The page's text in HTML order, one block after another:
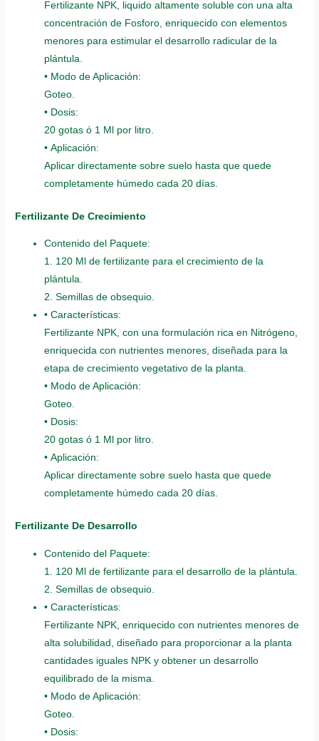
Fertilizante NPK, liquido altamente soluble con una alta
concentración de Fosforo, enriquecido con elementos
menores para estimular el desarrollo radicular de la
plántula.
• Modo de Aplicación:
Goteo.
• Dosis:
20 gotas ó 1 Ml por litro.
• Aplicación:
Aplicar directamente sobre suelo hasta que quede
completamente húmedo cada 20 días.
Fertilizante De Crecimiento
Contenido del Paquete:
1. 120 Ml de fertilizante para el crecimiento de la
plántula.
2. Semillas de obsequio.
• Características:
Fertilizante NPK, con una formulación rica en Nitrógeno,
enriquecida con nutrientes menores, diseñada para la
etapa de crecimiento vegetativo de la planta.
• Modo de Aplicación:
Goteo.
• Dosis:
20 gotas ó 1 Ml por litro.
• Aplicación:
Aplicar directamente sobre suelo hasta que quede
completamente húmedo cada 20 días.
Fertilizante De Desarrollo
Contenido del Paquete:
1. 120 Ml de fertilizante para el desarrollo de la plántula.
2. Semillas de obsequio.
• Características:
Fertilizante NPK, enriquecido con nutrientes menores de
alta solubilidad, diseñado para proporcionar a la planta
cantidades iguales NPK y obtener un desarrollo
equilibrado de la misma.
• Modo de Aplicación:
Goteo.
• Dosis: